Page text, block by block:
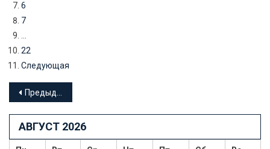
6
7
22
Следующая
Навигация
по
записям
Предыдущие записи
АВГУСТ 2026